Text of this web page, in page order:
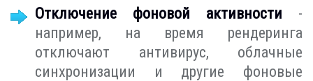
Отключение фоновой активности -
например, на время рендеринга
отключают антивирус, облачные
синхронизации и другие фоновые